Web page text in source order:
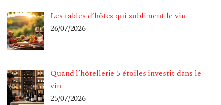
Les tables d’hôtes qui subliment le vin
26/07/2026
Quand l’hôtellerie 5 étoiles investit dans le
vin
25/07/2026